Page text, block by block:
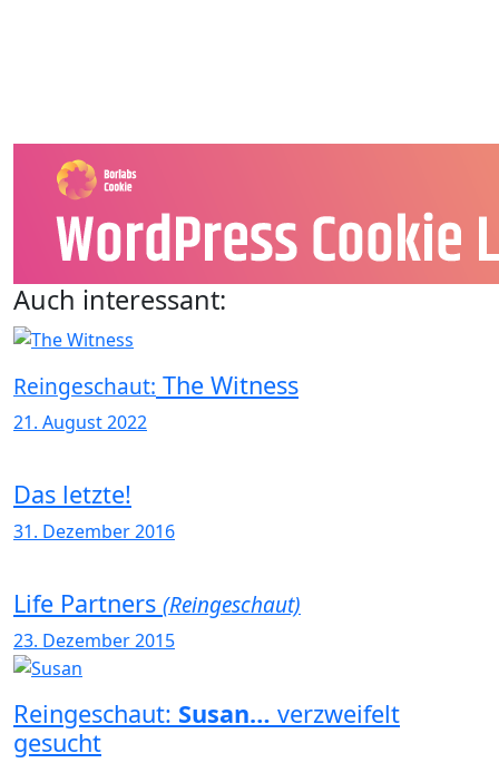
Auch interessant:
Reingeschaut: The Witness
21. August 2022
Das letzte!
31. Dezember 2016
Life Partners (Reingeschaut)
23. Dezember 2015
Reingeschaut: Susan… verzweifelt
gesucht